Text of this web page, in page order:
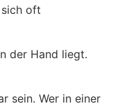
oft
der Hand liegt.
sein. Wer in einer